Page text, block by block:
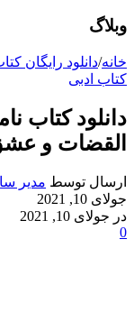
وبلاگ
خانه/دانلود رایگان
کتاب ادبی
دانلود کتاب
القضات و
ارسال توسط مدیر
جولای 10, 2021
در جولای 10, 2021
0